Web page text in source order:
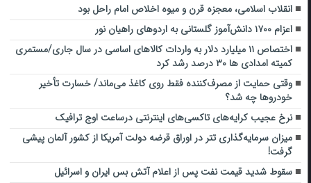
انقلاب اسلامی، معجزه قرن و میوه اخلاص امام راحل بود
اعزام ۱۷۰۰ دانش‌آموز گلستانی به اردوهای راهیان نور
اختصاص ۱۱ میلیارد دلار به واردات کالاهای اساسی در سال جاری/مستمری
کمیته امدادی ها ۳۰ درصد رشد کرد
وقتی حمایت از مصرف‌کننده فقط روی کاغذ می‌ماند/ خسارت تأخیر
خودروها چه شد؟
نرخ عجیب کرایه‌های تاکسی‌های اینترنتی درساعت اوج ترافیک
میزان سرمایه‌گذاری تتر در اوراق قرضه دولت آمریکا از کشور آلمان پیشی
گرفت!
سقوط شدید قیمت نفت پس از اعلام آتش بس ایران و اسرائیل